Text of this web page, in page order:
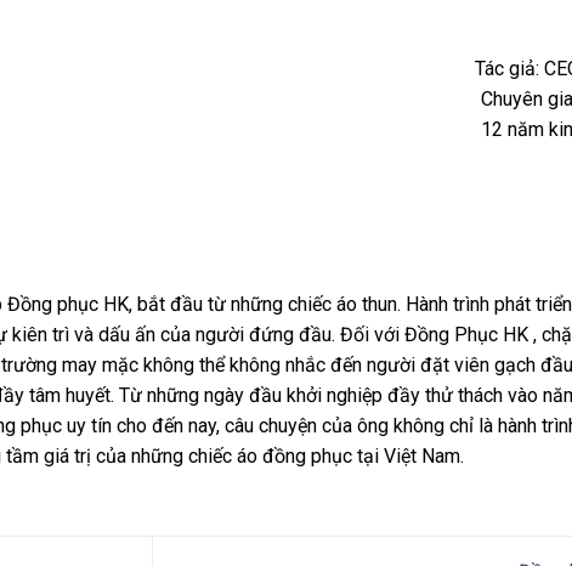
Tác giả:
Chuyên
12 năm
Đồng phục HK, bắt đầu từ những chiếc áo thun. Hành trình phát
kiên trì và dấu ấn của người đứng đầu. Đối với Đồng Phục HK ,
may mặc không thể không nhắc đến người đặt viên gạch
tâm huyết. Từ những ngày đầu khởi nghiệp đầy thử thách vào
phục uy tín cho đến nay, câu chuyện của ông không chỉ là hành
giá trị của những chiếc áo đồng phục tại Việt Nam.